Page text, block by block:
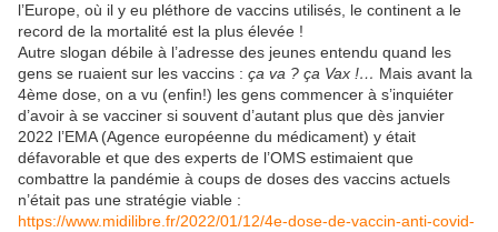
l’Europe, où il y eu pléthore de vaccins utilisés, le continent a le
record de la mortalité est la plus élevée !
Autre slogan débile à l’adresse des jeunes entendu quand les
gens se ruaient sur les vaccins : ça va ? ça Vax !… Mais avant la
4ème dose, on a vu (enfin!) les gens commencer à s’inquiéter
d’avoir à se vacciner si souvent d’autant plus que dès janvier
2022 l’EMA (Agence européenne du médicament) y était
défavorable et que des experts de l’OMS estimaient que
combattre la pandémie à coups de doses des vaccins actuels
n’était pas une stratégie viable :
https://www.midilibre.fr/2022/01/12/4e-dose-de-vaccin-anti-covid-